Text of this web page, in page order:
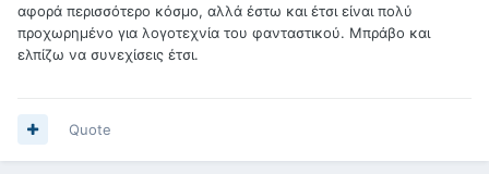
αφορά περισσότερο κόσμο, αλλά έστω και έτσι είναι πολύ
προχωρημένο για λογοτεχνία του φανταστικού. Μπράβο και
ελπίζω να συνεχίσεις έτσι.
Quote